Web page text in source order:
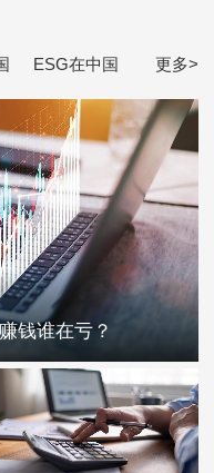
更多>
ESG在中国
钱谁在亏？